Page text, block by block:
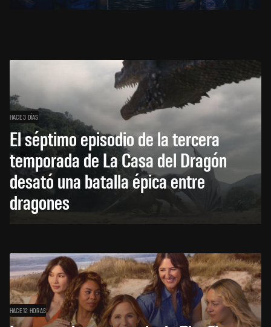
HACE 3 DÍAS
El séptimo episodio de la tercera
temporada de La Casa del Dragón
desató una batalla épica entre
dragones
HACE 12 HORAS